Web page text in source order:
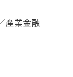
產業金融